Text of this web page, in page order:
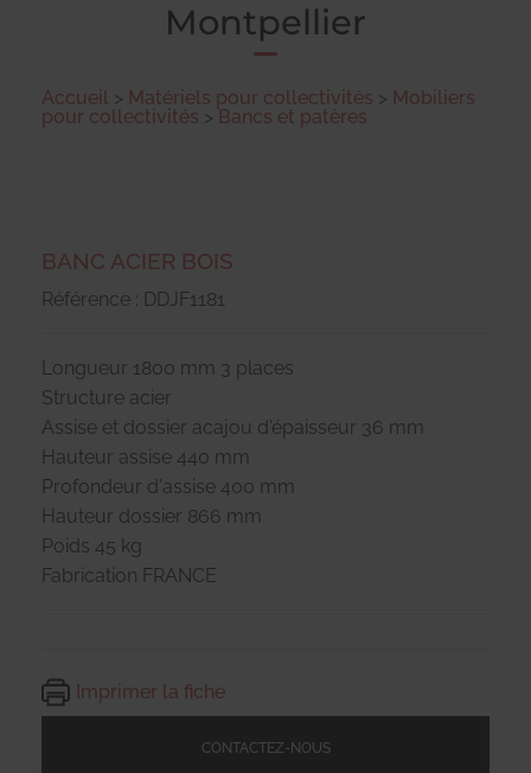
Montpellier
Accueil > Matériels pour collectivités > Mobiliers
pour collectivités >Bancs et patères
BANC ACIER BOIS
Référence : DDJF1181
Longueur 1800 mm 3 places
Structure acier
Assise et dossier acajou d'épaisseur 36 mm
Hauteur assise 440 mm
Profondeur d'assise 400 mm
Hauteur dossier 866 mm
Poids 45 kg
Fabrication FRANCE
Imprimer la fiche
CONTACTEZ-NOUS